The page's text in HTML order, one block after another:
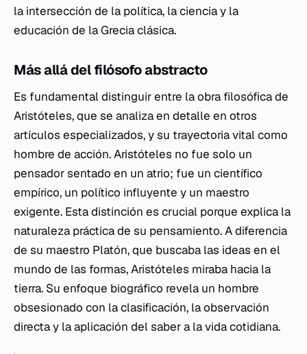
la intersección de la política, la ciencia y la
educación de la Grecia clásica.
Más allá del filósofo abstracto
Es fundamental distinguir entre la obra filosófica de
Aristóteles, que se analiza en detalle en otros
artículos especializados, y su trayectoria vital como
hombre de acción. Aristóteles no fue solo un
pensador sentado en un atrio; fue un científico
empírico, un político influyente y un maestro
exigente. Esta distinción es crucial porque explica la
naturaleza práctica de su pensamiento. A diferencia
de su maestro Platón, que buscaba las ideas en el
mundo de las formas, Aristóteles miraba hacia la
tierra. Su enfoque biográfico revela un hombre
obsesionado con la clasificación, la observación
directa y la aplicación del saber a la vida cotidiana.